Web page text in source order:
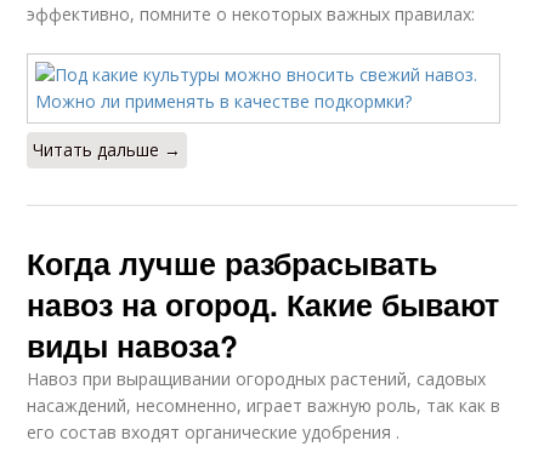
эффективно, помните о некоторых важных правилах:
Читать дальше →
Когда лучше разбрасывать
навоз на огород. Какие бывают
виды навоза?
Навоз при выращивании огородных растений, садовых
насаждений, несомненно, играет важную роль, так как в
его состав входят органические удобрения .